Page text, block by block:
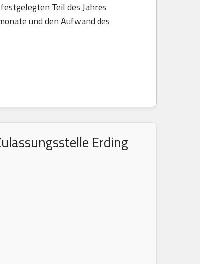
Teil des Jahres
und den Aufwand des
Erding